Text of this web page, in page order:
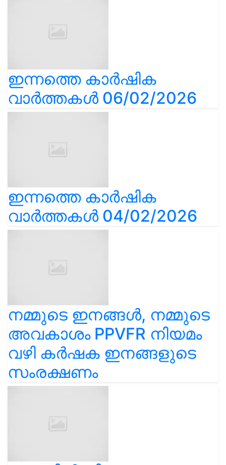
ഇന്നത്തെ കാർഷിക
വാർത്തകൾ 06/02/2026
ഇന്നത്തെ കാർഷിക
വാർത്തകൾ 04/02/2026
നമ്മുടെ ഇനങ്ങൾ, നമ്മുടെ
അവകാശം PPVFR നിയമം
വഴി കർഷക ഇനങ്ങളുടെ
സംരക്ഷണം